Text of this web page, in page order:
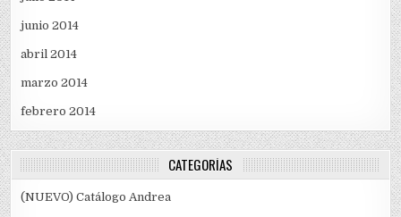
junio 2014
abril 2014
marzo 2014
febrero 2014
CATEGORÍAS
(NUEVO) Catálogo Andrea